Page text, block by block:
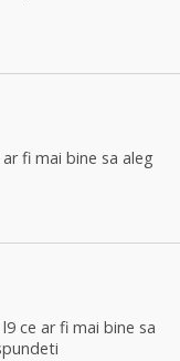
fi mai bine sa aleg
ce ar fi mai bine sa